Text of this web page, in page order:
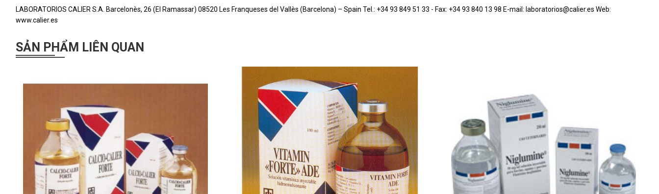
LABORATORIOS CALIER S.A. Barcelonès, 26 (El Ramassar) 08520 Les Franqueses del Vallès (Barcelona) – Spain Tel.: +34 93 849 51 33 - Fax: +34 93 840 13 98 E-mail: laboratorios@calier.es Web:
www.calier.es
SẢN PHẨM LIÊN QUAN